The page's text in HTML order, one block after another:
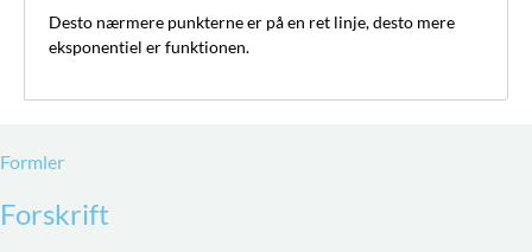
Desto nærmere punkterne er på en ret linje, desto mere
eksponentiel er funktionen.
Formler
Forskrift